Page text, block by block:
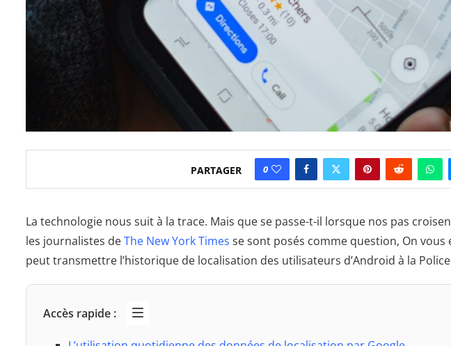
PARTAGER 0
La technologie nous suit à la trace. Mais que se passe-t-il lorsque nos pas
les journalistes deThe New York Times se sont posés comme question, On
peut transmettre l’historique de localisation des utilisateurs d’Android à la
Accès rapide :